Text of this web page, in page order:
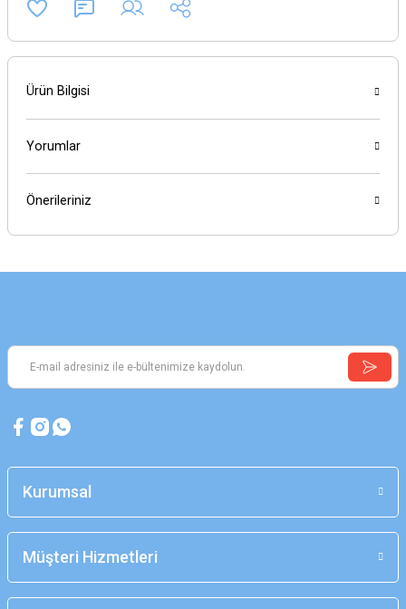
Ürün Bilgisi
Yorumlar
Önerileriniz
Kurumsal
Müşteri Hizmetleri